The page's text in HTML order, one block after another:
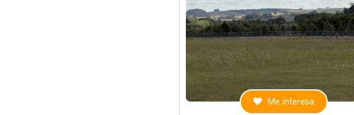
Me interesa